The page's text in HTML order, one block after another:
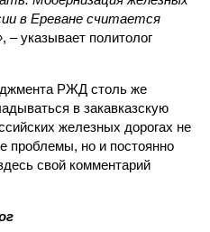
в Ереване считается
, – указывает политолог
РЖД столь же
в закавказскую
железных дорогах не
проблемы, но и постоянно
свой комментарий